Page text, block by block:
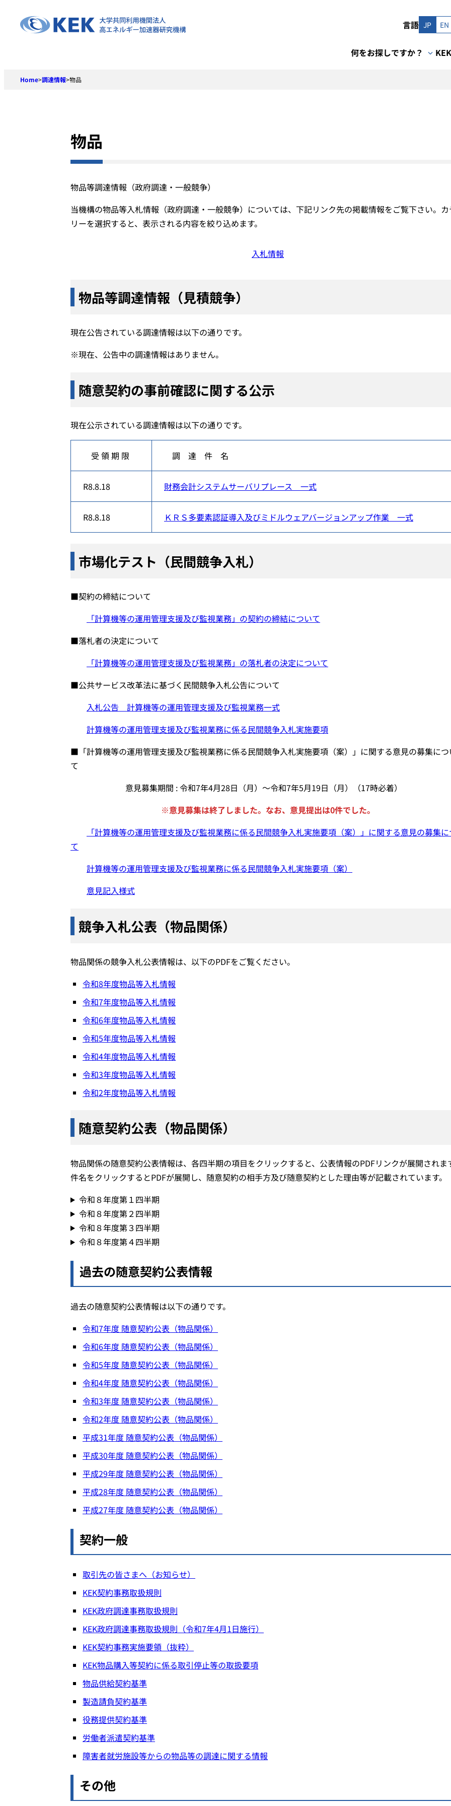
言語 JP EN
何をお探しですか？
Home>調達情報>物品
物品
物品等調達情報（政府調達・一般競争）
当機構の物品等入札情報（政府調達・一般競争）については、下記リンク先の掲載情報をご覧下さい。
リーを選択すると、表示される内容を絞り込めます。
入札情報
物品等調達情報（見積競争）
現在公告されている調達情報は以下の通りです。
※現在、公告中の調達情報はありません。
随意契約の事前確認に関する公示
現在公示されている調達情報は以下の通りです。
受 領 期 限 調 達 件 名
R8.8.18 財務会計システムサーバリプレース 一式
R8.8.18 ＫＲＳ多要素認証導入及びミドルウェアバージョンアップ作業 一式
市場化テスト（民間競争入札）
■契約の締結について
「計算機等の運用管理支援及び監視業務」の契約の締結について
■落札者の決定について
「計算機等の運用管理支援及び監視業務」の落札者の決定について
■公共サービス改革法に基づく民間競争入札公告について
入札公告 計算機等の運用管理支援及び監視業務一式
計算機等の運用管理支援及び監視業務に係る民間競争入札実施要項
■「計算機等の運用管理支援及び監視業務に係る民間競争入札実施要項（案）」に関する意見の募集に
て
意見募集期間 : 令和7年4月28日（月）～令和7年5月19日（月）（17時必着）
※意見募集は終了しました。なお、意見提出は0件でした。
「計算機等の運用管理支援及び監視業務に係る民間競争入札実施要項（案）」に関する意見の募集
て
計算機等の運用管理支援及び監視業務に係る民間競争入札実施要項（案）
意見記入様式
競争入札公表（物品関係）
物品関係の競争入札公表情報は、以下のPDFをご覧ください。
令和8年度物品等入札情報
令和7年度物品等入札情報
令和6年度物品等入札情報
令和5年度物品等入札情報
令和4年度物品等入札情報
令和3年度物品等入札情報
令和2年度物品等入札情報
随意契約公表（物品関係）
物品関係の随意契約公表情報は、各四半期の項目をクリックすると、公表情報のPDFリンクが展開されま
件名をクリックするとPDFが展開し、随意契約の相手方及び随意契約とした理由等が記載されています。
令和８年度第１四半期
令和８年度第２四半期
令和８年度第３四半期
令和８年度第４四半期
過去の随意契約公表情報
過去の随意契約公表情報は以下の通りです。
令和7年度 随意契約公表（物品関係）
令和6年度 随意契約公表（物品関係）
令和5年度 随意契約公表（物品関係）
令和4年度 随意契約公表（物品関係）
令和3年度 随意契約公表（物品関係）
令和2年度 随意契約公表（物品関係）
平成31年度 随意契約公表（物品関係）
平成30年度 随意契約公表（物品関係）
平成29年度 随意契約公表（物品関係）
平成28年度 随意契約公表（物品関係）
平成27年度 随意契約公表（物品関係）
契約一般
取引先の皆さまへ（お知らせ）
KEK契約事務取扱規則
KEK政府調達事務取扱規則
KEK政府調達事務取扱規則（令和7年4月1日施行）
KEK契約事務実施要領（抜粋）
KEK物品購入等契約に係る取引停止等の取扱要項
物品供給契約基準
製造請負契約基準
役務提供契約基準
労働者派遣契約基準
障害者就労施設等からの物品等の調達に関する情報
その他